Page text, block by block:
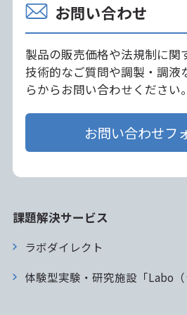
お問い合わせ
製品の販売価格や法規制に関
技術的なご質問や調製・調液
らからお問い合わせください。
お問い合わせフ
課題解決サービス
ラボダイレクト
体験型実験・研究施設「Labo（